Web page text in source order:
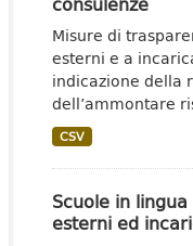
Misure di
esterni e a
indicazione della
dell’ammontare
CSV
Scuole in
esterni ed